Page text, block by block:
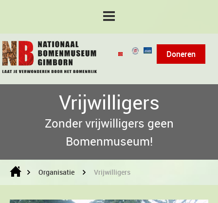
Doneren
Vrijwilligers
Zonder vrijwilligers geen
Bomenmuseum!
Organisatie Vrijwilligers